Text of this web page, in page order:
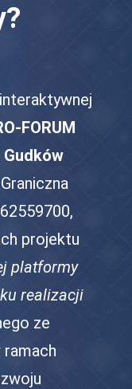
FORUM
projektu
platformy
realizacji
ze
ramach